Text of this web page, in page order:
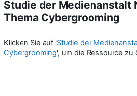
Studie der Medienanstalt
Thema Cybergrooming
Klicken Sie auf 'Studie der
Cybergrooming', um die Ressource zu